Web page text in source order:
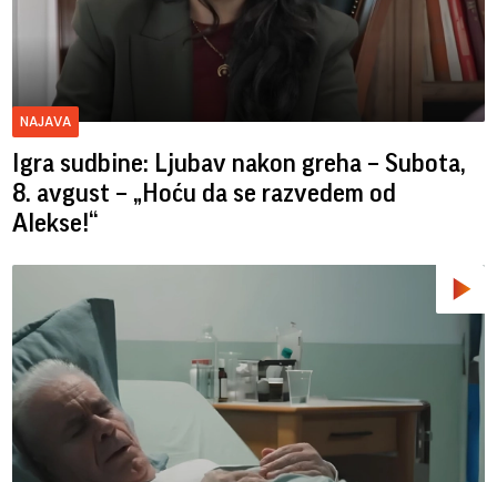
NAJAVA
Igra sudbine: Ljubav nakon greha – Subota,
8. avgust – „Hoću da se razvedem od
Alekse!“